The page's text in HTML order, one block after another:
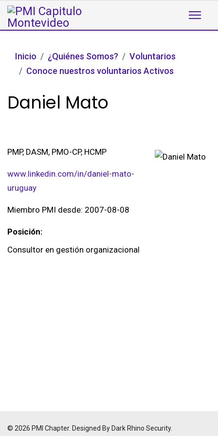
Inicio ¿Quiénes Somos?
Voluntarios
Conoce nuestros voluntarios Activos
Daniel Mato
PMP, DASM, PMO-CP, HCMP
www.linkedin.com/in/daniel-mato-
uruguay
Miembro PMI desde: 2007-08-08
Posición:
Consultor en gestión organizacional
© 2026 PMI Chapter. Designed By Dark Rhino Security.